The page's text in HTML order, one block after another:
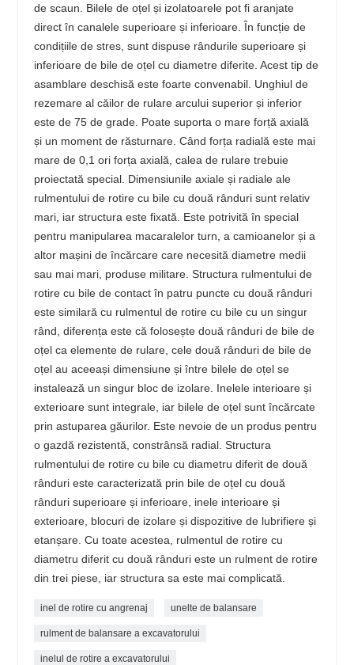
de scaun. Bilele de oțel și izolatoarele pot fi aranjate
direct în canalele superioare și inferioare. În funcție de
condițiile de stres, sunt dispuse rândurile superioare și
inferioare de bile de oțel cu diametre diferite. Acest tip de
asamblare deschisă este foarte convenabil. Unghiul de
rezemare al căilor de rulare arcului superior și inferior
este de 75 de grade. Poate suporta o mare forță axială
și un moment de răsturnare. Când forța radială este mai
mare de 0,1 ori forța axială, calea de rulare trebuie
proiectată special. Dimensiunile axiale și radiale ale
rulmentului de rotire cu bile cu două rânduri sunt relativ
mari, iar structura este fixată. Este potrivită în special
pentru manipularea macaralelor turn, a camioanelor și a
altor mașini de încărcare care necesită diametre medii
sau mai mari, produse militare. Structura rulmentului de
rotire cu bile de contact în patru puncte cu două rânduri
este similară cu rulmentul de rotire cu bile cu un singur
rând, diferența este că folosește două rânduri de bile de
oțel ca elemente de rulare, cele două rânduri de bile de
oțel au aceeași dimensiune și între bilele de oțel se
instalează un singur bloc de izolare. Inelele interioare și
exterioare sunt integrale, iar bilele de oțel sunt încărcate
prin astuparea găurilor. Este nevoie de un produs pentru
o gazdă rezistentă, constrânsă radial. Structura
rulmentului de rotire cu bile cu diametru diferit de două
rânduri este caracterizată prin bile de oțel cu două
rânduri superioare și inferioare, inele interioare și
exterioare, blocuri de izolare și dispozitive de lubrifiere și
etanșare. Cu toate acestea, rulmentul de rotire cu
diametru diferit cu două rânduri este un rulment de rotire
din trei piese, iar structura sa este mai complicată.
inel de rotire cu angrenaj unelte de balansare
rulment de balansare a excavatorului
inelul de rotire a excavatorului